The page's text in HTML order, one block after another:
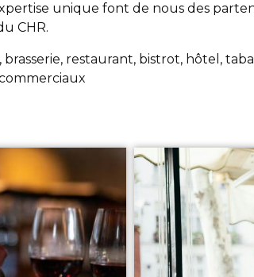
unique font de nous des
CHR.
restaurant, bistrot, hôtel,